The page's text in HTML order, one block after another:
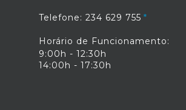
Telefone: 234 629 755
Horário de Funcionamento:
9:00h - 12:30h
14:00h - 17:30h